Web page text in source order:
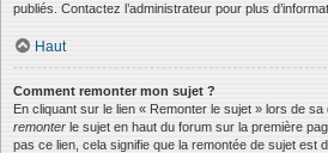
publiés. Contactez l’administrateur pour plus
Haut
Comment remonter mon sujet ?
En cliquant sur le lien « Remonter le sujet » lors de
remonter le sujet en haut du forum sur la première
pas ce lien, cela signifie que la remontée de sujet est